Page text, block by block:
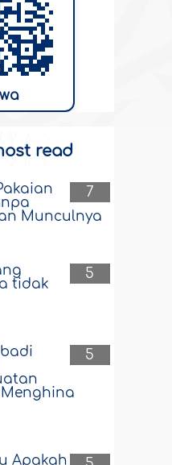
read
7
Munculnya
5
tidak
5
Apakah